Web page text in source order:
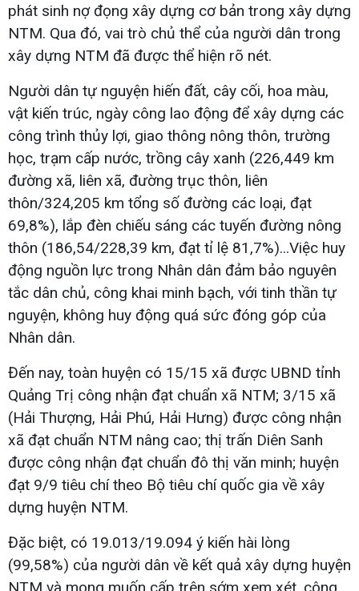
phát sinh nợ đọng xây dựng cơ bản trong xây dựng
NTM. Qua đó, vai trò chủ thể của người dân trong
xây dựng NTM đã được thể hiện rõ nét.
Người dân tự nguyện hiến đất, cây cối, hoa màu,
vật kiến trúc, ngày công lao động để xây dựng các
công trình thủy lợi, giao thông nông thôn, trường
học, trạm cấp nước, trồng cây xanh (226,449 km
đường xã, liên xã, đường trục thôn, liên
thôn/324,205 km tổng số đường các loại, đạt
69,8%), lắp đèn chiếu sáng các tuyến đường nông
thôn (186,54/228,39 km, đạt tỉ lệ 81,7%)...Việc huy
động nguồn lực trong Nhân dân đảm bảo nguyên
tắc dân chủ, công khai minh bạch, với tinh thần tự
nguyện, không huy động quá sức đóng góp của
Nhân dân.
Đến nay, toàn huyện có 15/15 xã được UBND tỉnh
Quảng Trị công nhận đạt chuẩn xã NTM; 3/15 xã
(Hải Thượng, Hải Phú, Hải Hưng) được công nhận
xã đạt chuẩn NTM nâng cao; thị trấn Diên Sanh
được công nhận đạt chuẩn đô thị văn minh; huyện
đạt 9/9 tiêu chí theo Bộ tiêu chí quốc gia về xây
dựng huyện NTM.
Đặc biệt, có 19.013/19.094 ý kiến hài lòng
(99,58%) của người dân về kết quả xây dựng huyện
NTM và mong muốn cấp trên sớm xem xét, công